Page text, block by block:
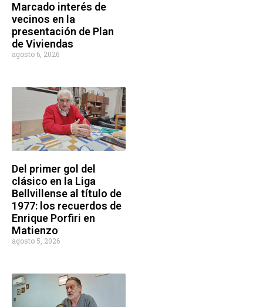
Marcado interés de
vecinos en la
presentación de Plan
de Viviendas
agosto 6, 2026
Del primer gol del
clásico en la Liga
Bellvillense al título de
1977: los recuerdos de
Enrique Porfiri en
Matienzo
agosto 5, 2026